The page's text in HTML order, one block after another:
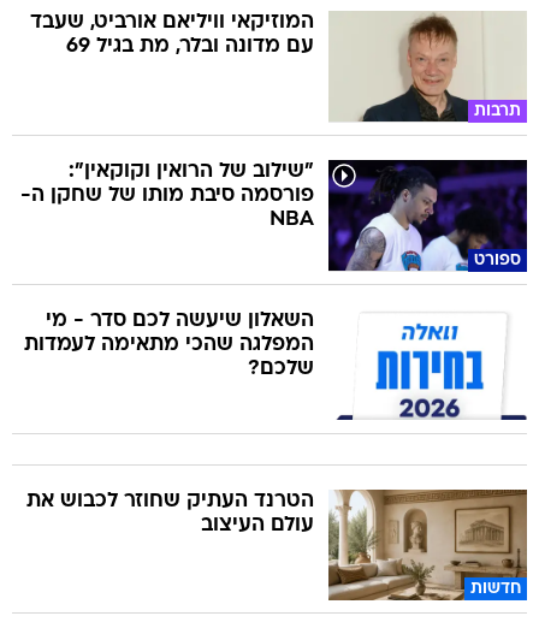
תרבות
המוזיקאי וויליאם אורביט, שעבד
עם מדונה ובלר, מת בגיל 69
ספורט
"שילוב של הרואין וקוקאין":
פורסמה סיבת מותו של שחקן ה-
NBA
השאלון שיעשה לכם סדר - מי
המפלגה שהכי מתאימה לעמדות
שלכם?
חדשות
הטרנד העתיק שחוזר לכבוש את
עולם העיצוב